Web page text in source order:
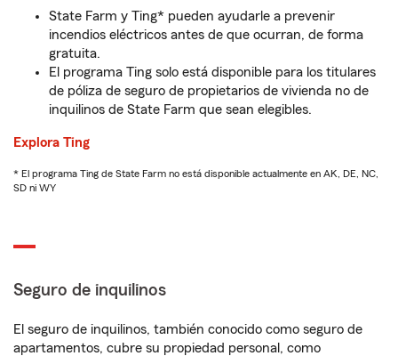
State Farm y Ting* pueden ayudarle a prevenir
incendios eléctricos antes de que ocurran, de forma
gratuita.
El programa Ting solo está disponible para los titulares
de póliza de seguro de propietarios de vivienda no de
inquilinos de State Farm que sean elegibles.
Explora Ting
* El programa Ting de State Farm no está disponible actualmente en AK, DE, NC,
SD ni WY
Seguro de inquilinos
El seguro de inquilinos, también conocido como seguro de
apartamentos, cubre su propiedad personal, como